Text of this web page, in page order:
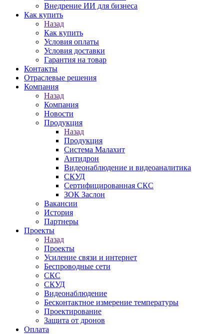
Внедрение ИИ для бизнеса
Как купить
Назад
Как купить
Условия оплаты
Условия доставки
Гарантия на товар
Контакты
Отраслевые решения
Компания
Назад
Компания
Новости
Продукция
Назад
Продукция
Система Малахит
Антидрон
Видеонаблюдение и видеоаналитика
СКУД
Сертифицированная СКС
ЗОК Заслон
Вакансии
История
Партнеры
Проекты
Назад
Проекты
Усиление связи и интернет
Беспроводные сети
СКС
СКУД
Видеонаблюдение
Бесконтактное измерение температуры
Проектирование
Защита от дронов
Оплата